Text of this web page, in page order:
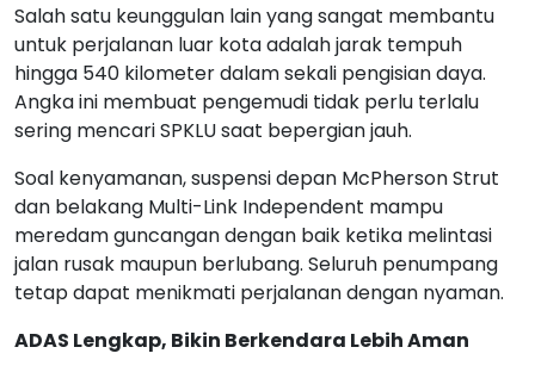
Salah satu keunggulan lain yang sangat membantu
untuk perjalanan luar kota adalah jarak tempuh
hingga 540 kilometer dalam sekali pengisian daya.
Angka ini membuat pengemudi tidak perlu terlalu
sering mencari SPKLU saat bepergian jauh.
Soal kenyamanan, suspensi depan McPherson Strut
dan belakang Multi-Link Independent mampu
meredam guncangan dengan baik ketika melintasi
jalan rusak maupun berlubang. Seluruh penumpang
tetap dapat menikmati perjalanan dengan nyaman.
ADAS Lengkap, Bikin Berkendara Lebih Aman